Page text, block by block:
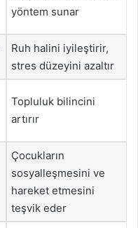
yöntem sunar
Ruh halini iyileştirir,
stres düzeyini azaltır
Topluluk bilincini
artırır
Çocukların
sosyalleşmesini ve
hareket etmesini
teşvik eder